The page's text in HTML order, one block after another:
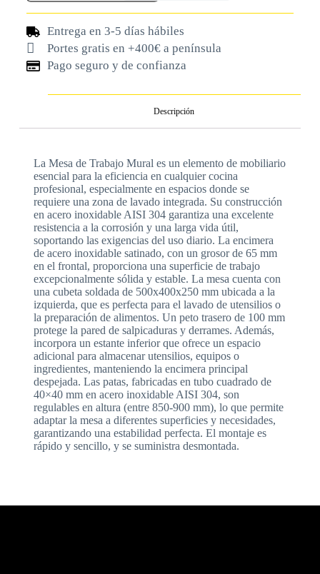
Entrega en 3-5 días hábiles
Portes gratis en +400€ a península
Pago seguro y de confianza
Descripción
La Mesa de Trabajo Mural es un elemento de mobiliario
esencial para la eficiencia en cualquier cocina
profesional, especialmente en espacios donde se
requiere una zona de lavado integrada. Su construcción
en acero inoxidable AISI 304 garantiza una excelente
resistencia a la corrosión y una larga vida útil,
soportando las exigencias del uso diario. La encimera
de acero inoxidable satinado, con un grosor de 65 mm
en el frontal, proporciona una superficie de trabajo
excepcionalmente sólida y estable. La mesa cuenta con
una cubeta soldada de 500x400x250 mm ubicada a la
izquierda, que es perfecta para el lavado de utensilios o
la preparación de alimentos. Un peto trasero de 100 mm
protege la pared de salpicaduras y derrames. Además,
incorpora un estante inferior que ofrece un espacio
adicional para almacenar utensilios, equipos o
ingredientes, manteniendo la encimera principal
despejada. Las patas, fabricadas en tubo cuadrado de
40×40 mm en acero inoxidable AISI 304, son
regulables en altura (entre 850-900 mm), lo que permite
adaptar la mesa a diferentes superficies y necesidades,
garantizando una estabilidad perfecta. El montaje es
rápido y sencillo, y se suministra desmontada.